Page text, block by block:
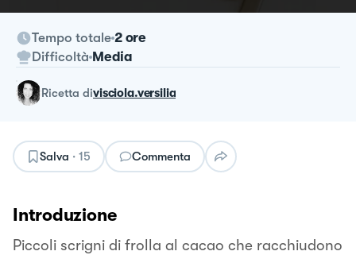
Tempo totale 2 ore
Difficoltà Media
ricetta divisciola.versilia
Salva · 15 Commenta
Introduzione
Piccoli scrigni di frolla al cacao che racchiudono